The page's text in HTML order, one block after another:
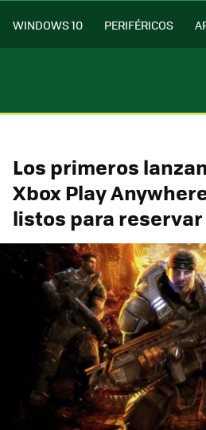
WINDOWS 10 PERIFÉRICOS
Los primeros
Xbox Play
listos para reservar